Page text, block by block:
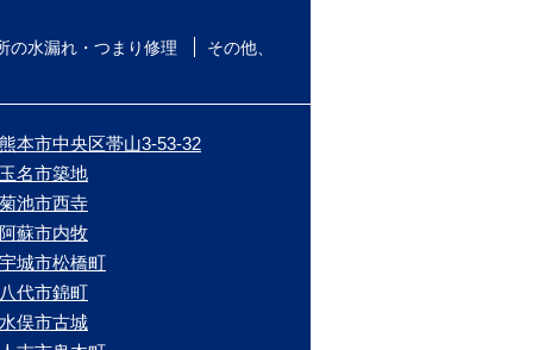
の水漏れ・つまり修理
その他、
本市中央区帯山3-53-32
名市築地
池市西寺
蘇市内牧
城市松橋町
代市錦町
俣市古城